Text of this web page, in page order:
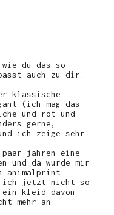
du das so
auch zu dir.
klassische
(ich mag das
und rot und
gerne,
ich zeige sehr
jahren eine
und da wurde mir
animalprint
ich jetzt nicht so
kleid davon
mehr an.